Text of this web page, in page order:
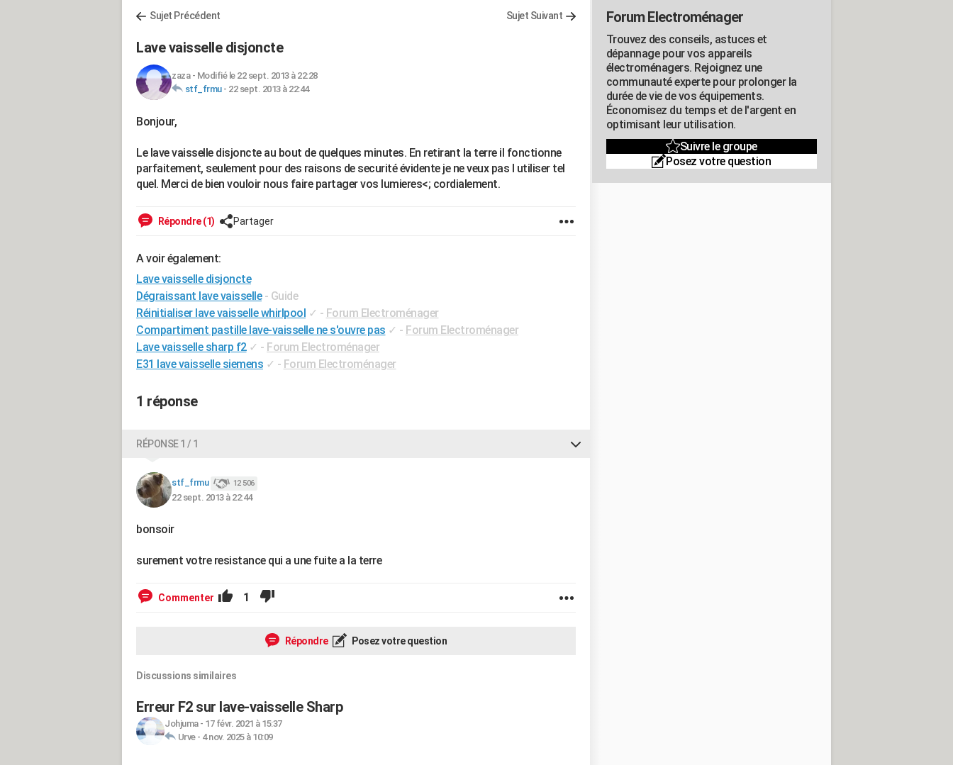
Sujet Précédent Sujet Suivant
Lave vaisselle disjoncte
zaza- Modifié le 22 sept. 2013 à 22:28
stf_frmu- 22 sept. 2013 à 22:44
Bonjour,
Le lave vaisselle disjoncte au bout de quelques minutes. En retirant la terre il fonctionne
parfaitement, seulement pour des raisons de securité évidente je ne veux pas l utiliser tel
quel. Merci de bien vouloir nous faire partager vos lumieres<; cordialement.
Répondre (1) Partager
A voir également:
Lave vaisselle disjoncte
Dégraissant lave vaisselle - Guide
Réinitialiser lave vaisselle whirlpool ✓ - Forum Electroménager
Compartiment pastille lave-vaisselle ne s'ouvre pas ✓ - Forum Electroménager
Lave vaisselle sharp f2 ✓ - Forum Electroménager
E31 lave vaisselle siemens ✓ - Forum Electroménager
1 réponse
RÉPONSE 1 / 1
stf_frmu 12 506
22 sept. 2013 à 22:44
bonsoir
surement votre resistance qui a une fuite a la terre
Commenter 1
Répondre Posez votre question
Discussions similaires
Erreur F2 sur lave-vaisselle Sharp
Johjuma- 17 févr. 2021 à 15:37
Urve- 4 nov. 2025 à 10:09
Forum Electroménager
Trouvez des conseils, astuces et
dépannage pour vos appareils
électroménagers. Rejoignez une
communauté experte pour prolonger la
durée de vie de vos équipements.
Économisez du temps et de l'argent en
optimisant leur utilisation.
Suivre le groupe
Posez votre question